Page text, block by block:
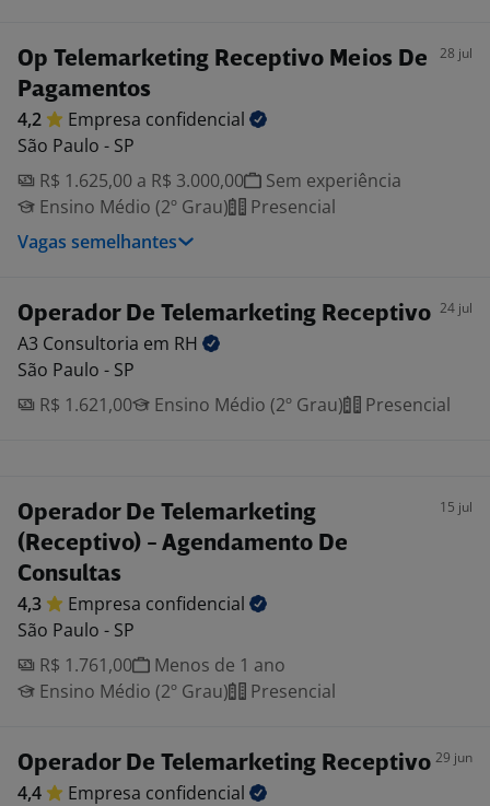
Op Telemarketing Receptivo Meios De
Pagamentos
28 jul
4,2 Empresa confidencial
São Paulo - SP
R$ 1.625,00 a R$ 3.000,00
Sem experiência
Ensino Médio (2º Grau)
Presencial
Vagas semelhantes
Operador De Telemarketing Receptivo 24 jul
A3 Consultoria em RH
São Paulo - SP
R$ 1.621,00
Ensino Médio (2º Grau) Presencial
Operador De Telemarketing
(Receptivo) - Agendamento De
Consultas
15 jul
4,3 Empresa confidencial
São Paulo - SP
R$ 1.761,00
Menos de 1 ano
Ensino Médio (2º Grau)
Presencial
Operador De Telemarketing Receptivo 29 jun
4,4 Empresa confidencial